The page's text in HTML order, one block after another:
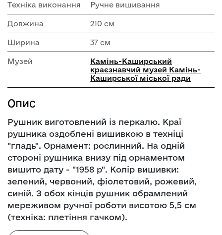
Техніка виконання Ручне вишивання
Довжина 210 см
Ширина 37 см
Музей
Камінь-Каширський
краєзнавчий музей Камінь-
Каширської міської ради
Опис
Рушник виготовлений із перкалю. Краї
рушника оздоблені вишивкою в техніці
"гладь". Орнамент: рослинний. На одній
стороні рушника внизу під орнаментом
вишито дату - "1958 р". Колір вишивки:
зелений, червоний, фіолетовий, рожевий,
синій. З обох кінців рушник обрамлений
мереживом ручної роботи висотою 5,5 см
(техніка: плетіння гачком).